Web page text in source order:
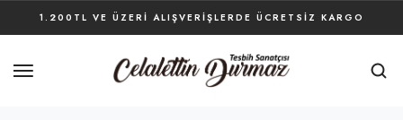
1.200TL VE ÜZERI ALIŞVERIŞLERDE ÜCRETSIZ KARGO